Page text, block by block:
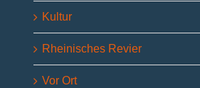
Kultur
Rheinisches Revier
Vor Ort